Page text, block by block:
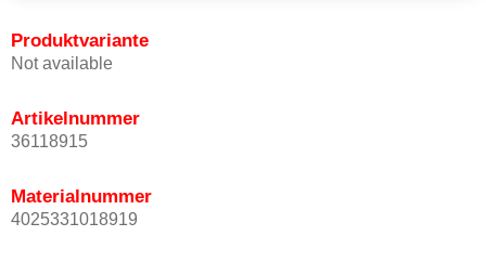
Produktvariante
Not available
Artikelnummer
36118915
Materialnummer
4025331018919